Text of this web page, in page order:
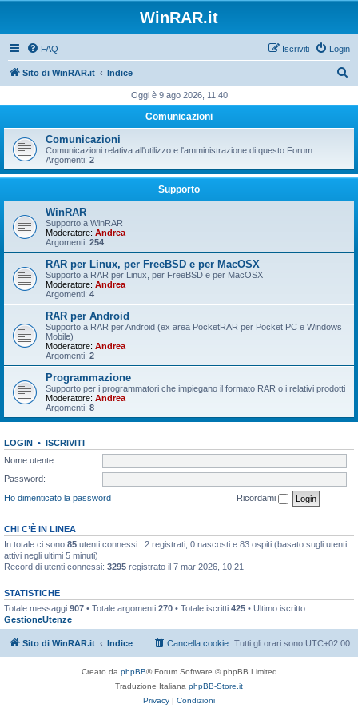
WinRAR.it
FAQ Login
Iscriviti
Sito di WinRAR.it Indice
c
Oggi è 9 ago 2026, 11:40
Comunicazioni
Comunicazioni
Comunicazioni relativa all'utilizzo e l'amministrazione di questo Forum
Argomenti: 2
Supporto
WinRAR
Supporto a WinRAR
Moderatore: Andrea
Argomenti: 254
RAR per Linux, per FreeBSD e per MacOSX
Supporto a RAR per Linux, per FreeBSD e per MacOSX
Moderatore: Andrea
Argomenti: 4
RAR per Android
Supporto a RAR per Android (ex area PocketRAR per Pocket PC e Windows
Mobile)
Moderatore: Andrea
Argomenti: 2
Programmazione
Supporto per i programmatori che impiegano il formato RAR o i relativi prodotti
Moderatore: Andrea
Argomenti: 8
LOGIN • ISCRIVITI
Nome utente:
Password:
Ho dimenticato la password
Ricordami
CHI C’È IN LINEA
In totale ci sono 85 utenti connessi : 2 registrati, 0 nascosti e 83 ospiti (basato sugli utenti
attivi negli ultimi 5 minuti)
Record di utenti connessi: 3295 registrato il 7 mar 2026, 10:21
STATISTICHE
Totale messaggi 907 • Totale argomenti 270 • Totale iscritti 425 • Ultimo iscritto
GestioneUtenze
Sito di WinRAR.it Indice Tutti gli orari sono UTC+02:00
Cancella cookie
Creato da phpBB® Forum Software © phpBB Limited
Traduzione Italiana phpBB-Store.it
Privacy | Condizioni